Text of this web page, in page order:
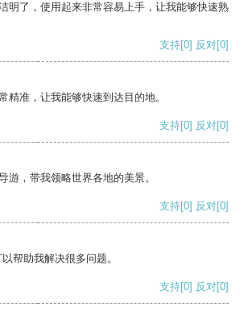
明了，使用起来非常容易上手，让我能够快速熟
支持[0] 反对[0]
精准，让我能够快速到达目的地。
支持[0] 反对[0]
游，带我领略世界各地的美景。
支持[0] 反对[0]
帮助我解决很多问题。
支持[0] 反对[0]